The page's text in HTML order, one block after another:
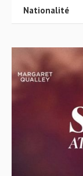
Nationalité